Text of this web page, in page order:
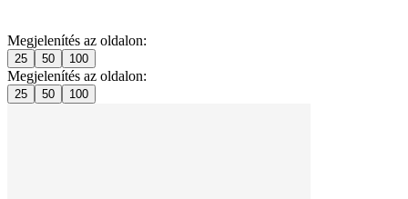
Megjelenítés az oldalon:
25 50 100
Megjelenítés az oldalon:
25 50 100